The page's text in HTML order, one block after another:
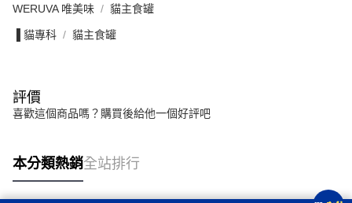
WERUVA 唯美味 貓主食罐
▐ 貓專科 貓主食罐
評價
喜歡這個商品嗎？購買後給他一個好評吧
本分類熱銷全站排行